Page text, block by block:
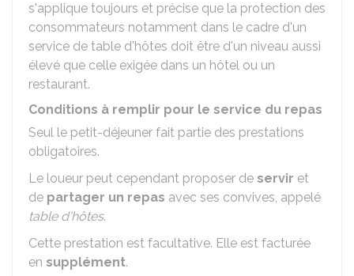
s'applique toujours et précise que la protection des
consommateurs notamment dans le cadre d'un
service de table d'hôtes doit être d'un niveau aussi
élevé que celle exigée dans un hôtel ou un
restaurant.
Conditions à remplir pour le service du repas
Seul le petit-déjeuner fait partie des prestations
obligatoires.
Le loueur peut cependant proposer de servir et
de partager un repas avec ses convives, appelé
table d'hôtes.
Cette prestation est facultative. Elle est facturée
en supplément.